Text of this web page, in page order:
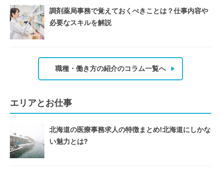
調剤薬局事務で覚えておくべきことは？仕事内容や
必要なスキルを解説
職種・働き方の紹介のコラム一覧へ
エリアとお仕事
北海道の医療事務求人の特徴まとめ!北海道にしかな
い魅力とは?